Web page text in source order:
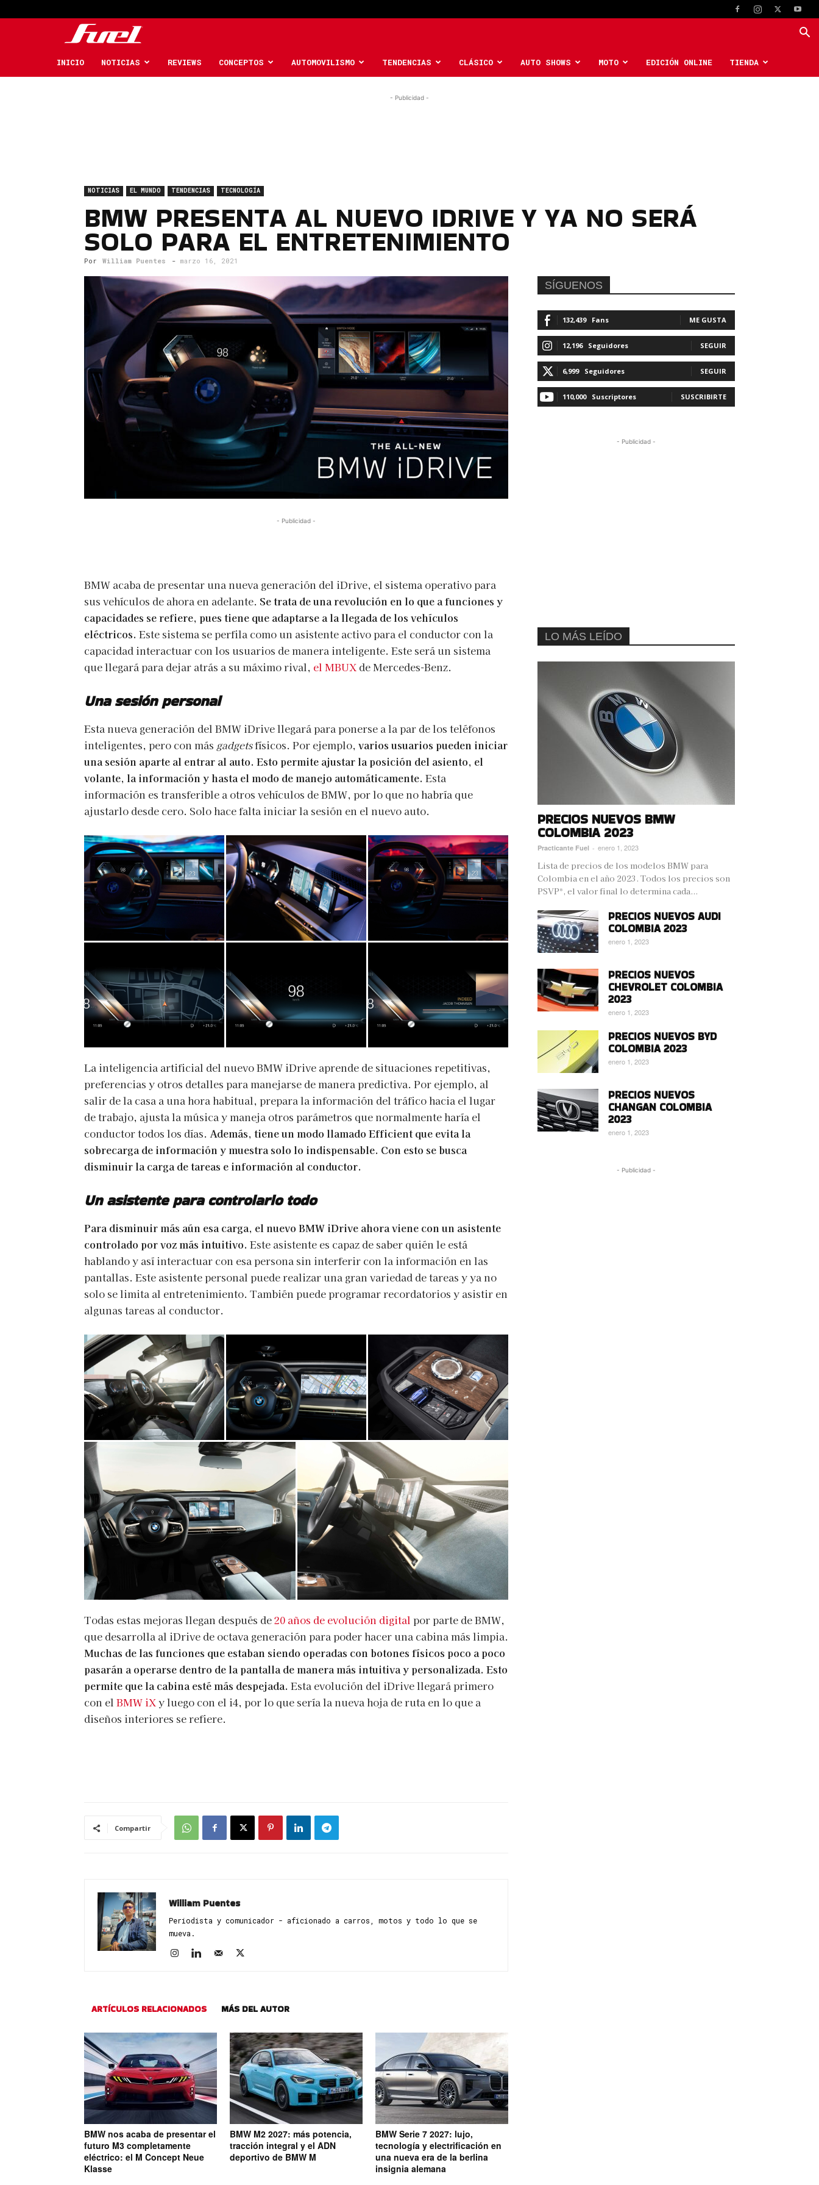
Car
INICIO NOTICIAS REVIEWS CONCEPTOS AUTOMOVILISMO TENDENCIAS CLÁSICO AUTO SHOWS MOTO EDICIÓN ONLINE TIENDA
- Publicidad -
NOTICIAS EL MUNDO TENDENCIAS TECNOLOGÍA
BMW PRESENTA AL NUEVO IDRIVE Y YA NO SERÁ
SOLO PARA EL ENTRETENIMIENTO
Por William Puentes - marzo 16, 2021
- Publicidad -
BMW acaba de presentar una nueva generación del iDrive, el sistema operativo para
sus vehículos de ahora en adelante. Se trata de una revolución en lo que a funciones y
capacidades se refiere, pues tiene que adaptarse a la llegada de los vehículos
eléctricos. Este sistema se perfila como un asistente activo para el conductor con la
capacidad interactuar con los usuarios de manera inteligente. Este será un sistema
que llegará para dejar atrás a su máximo rival, el MBUXde Mercedes-Benz.
Una sesión personal
Esta nueva generación del BMW iDrive llegará para ponerse a la par de los teléfonos
inteligentes, pero con más gadgetsfísicos. Por ejemplo, varios usuarios pueden iniciar
una sesión aparte al entrar al auto. Esto permite ajustar la posición del asiento, el
volante, la información y hasta el modo de manejo automáticamente. Esta
información es transferible a otros vehículos de BMW, por lo que no habría que
ajustarlo desde cero. Solo hace falta iniciar la sesión en el nuevo auto.
La inteligencia artificial del nuevo BMW iDrive aprende de situaciones repetitivas,
preferencias y otros detalles para manejarse de manera predictiva. Por ejemplo, al
salir de la casa a una hora habitual, prepara la información del tráfico hacia el lugar
de trabajo, ajusta la música y maneja otros parámetros que normalmente haría el
conductor todos los días. Además, tiene un modo llamado Efficient que evita la
sobrecarga de información y muestra solo lo indispensable. Con esto se busca
disminuir la carga de tareas e información al conductor.
Un asistente para controlarlo todo
Para disminuir más aún esa carga, el nuevo BMW iDrive ahora viene con un asistente
controlado por voz más intuitivo. Este asistente es capaz de saber quién le está
hablando y así interactuar con esa persona sin interferir con la información en las
pantallas. Este asistente personal puede realizar una gran variedad de tareas y ya no
solo se limita al entretenimiento. También puede programar recordatorios y asistir en
algunas tareas al conductor.
Todas estas mejoras llegan después de20 años de evolución digital por parte de BMW,
que desarrolla al iDrive de octava generación para poder hacer una cabina más limpia.
Muchas de las funciones que estaban siendo operadas con botones físicos poco a poco
pasarán a operarse dentro de la pantalla de manera más intuitiva y personalizada. Esto
permite que la cabina esté más despejada. Esta evolución del iDrive llegará primero
con el BMW iXy luego con el i4, por lo que sería la nueva hoja de ruta en lo que a
diseños interiores se refiere.
Compartir
William Puentes
Periodista y comunicador - aficionado a carros, motos y todo lo que se
mueva.
ARTÍCULOS RELACIONADOS MÁS DEL AUTOR
BMW nos acaba de presentar el
futuro M3 completamente
eléctrico: el M Concept Neue
Klasse
BMW M2 2027: más potencia,
tracción integral y el ADN
deportivo de BMW M
BMW Serie 7 2027: lujo,
tecnología y electrificación en
una nueva era de la berlina
insignia alemana
SÍGUENOS
132,439 Fans ME GUSTA
12,196 Seguidores SEGUIR
6,999 Seguidores SEGUIR
110,000 Suscriptores SUSCRIBIRTE
- Publicidad -
LO MÁS LEÍDO
PRECIOS NUEVOS BMW
COLOMBIA 2023
Practicante Fuel - enero 1, 2023
Lista de precios de los modelos BMW para
Colombia en el año 2023. Todos los precios son
PSVP*, el valor final lo determina cada...
PRECIOS NUEVOS AUDI
COLOMBIA 2023
enero 1, 2023
PRECIOS NUEVOS
CHEVROLET COLOMBIA
2023
enero 1, 2023
PRECIOS NUEVOS BYD
COLOMBIA 2023
enero 1, 2023
PRECIOS NUEVOS
CHANGAN COLOMBIA
2023
enero 1, 2023
- Publicidad -